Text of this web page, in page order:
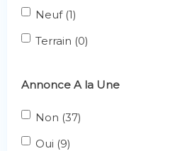
Neuf (1)
Terrain (0)
Annonce A la Une
Non (37)
Oui (9)